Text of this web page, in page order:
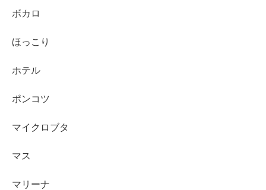
ボカロ
ほっこり
ホテル
ポンコツ
マイクロブタ
マス
マリーナ